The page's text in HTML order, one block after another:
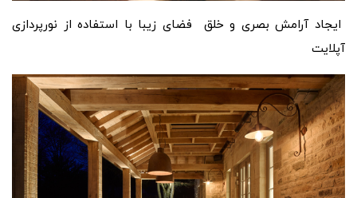
ایجاد آرامش بصری و خلق فضای زیبا با استفاده از نورپردازی
آپلایت